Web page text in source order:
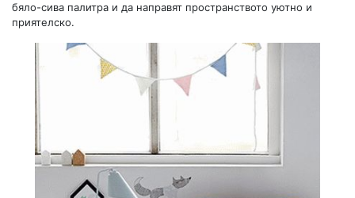
бяло-сива палитра и да направят пространството уютно и
приятелско.